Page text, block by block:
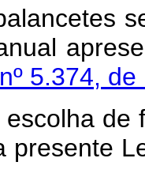
anual
5.374, de
de
da